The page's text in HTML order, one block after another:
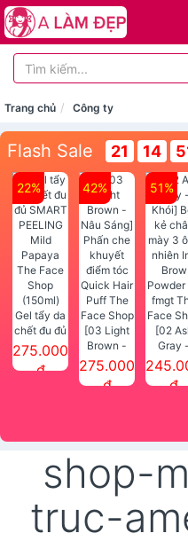
Trang chủ Công ty
Flash Sale 21 14
22%
Gel tẩy da
chết đu đủ
SMART
PEELING
275.000
đ
42%
[03 Light
Brown -
Nâu Sáng]
Phấn che
275.000
đ
51%
[02
Gray -
Khói]
kẻ chân
Face
đ
shop-
truc-